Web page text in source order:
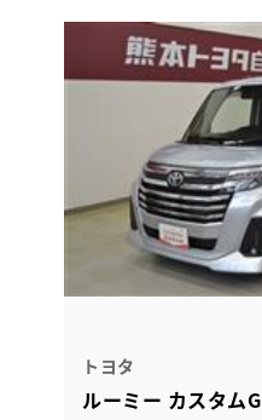
トヨタ
ルーミー カスタムG